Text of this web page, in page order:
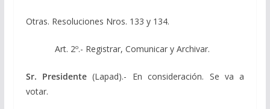
Otras. Resoluciones Nros. 133 y 134.
Art. 2º.- Registrar, Comunicar y Archivar.
Sr. Presidente (Lapad).- En consideración. Se va a
votar.